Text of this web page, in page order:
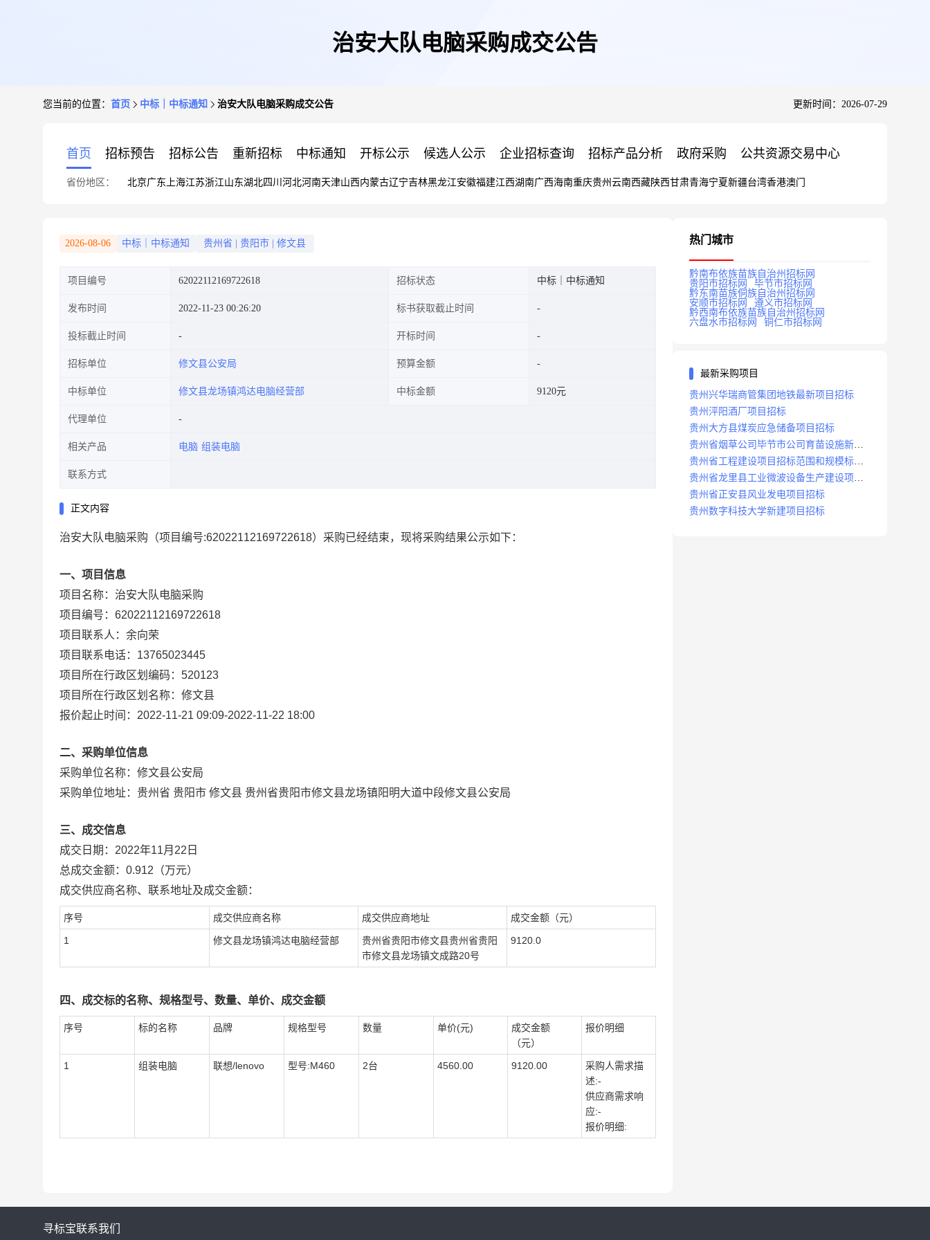
治安大队电脑采购成交公告
您当前的位置： 首页 中标｜中标通知 治安大队电脑采购成交公告 更新时间：2026-07-29
首页 招标预告 招标公告 重新招标 中标通知 开标公示 候选人公示 企业招标查询 招标产品分析 政府采购 公共资源交易中心
省份地区： 北京广东 上海江苏浙江山东湖北四川 河北河南天津山西内蒙古辽宁吉林黑龙江安徽福建江西湖南广西海南重庆贵州 云南西藏陕西甘肃青海宁夏新疆台湾香港澳门
2026-08-06 中标｜中标通知 贵州省 贵阳市 修文县
项目编号 62022112169722618 招标状态 中标｜中标通知
发布时间 2022-11-23 00:26:20 标书获取截止时间
投标截止时间 开标时间
招标单位 修文县公安局 预算金额
中标单位 修文县龙场镇鸿达电脑经营部 中标金额 9120元
代理单位
相关产品 电脑 组装电脑
联系方式
正文内容
治安大队电脑采购 （项目编号:62022112169722618）采购已经结束，现将采购结果公示如下：
一、项目信息
项目名称： 治安大队电脑采购
项目编号： 62022112169722618
项目联系人： 余向荣
项目联系电话： 13765023445
项目所在行政区划编码： 520123
项目所在行政区划名称： 修文县
报价起止时间： 2022-11-21 09:09-2022-11-22 18:00
二、采购单位信息
采购单位名称： 修文县公安局
采购单位地址： 贵州省 贵阳市 修文县 贵州省贵阳市修文县龙场镇阳明大道中段修文县公安局
三、成交信息
成交日期： 2022年11月22日
总成交金额： 0.912 （万元）
成交供应商名称、联系地址及成交金额：
序号 成交供应商名称 成交供应商地址 成交金额（元）
1 修文县龙场镇鸿达电脑经营部
贵州省贵阳市修文县贵州省贵阳
市修文县龙场镇文成路20号
9120.0
四、成交标的名称、规格型号、数量、单价、成交金额
序号 标的名称 品牌 规格型号 数量 单价(元)
成交金额
（元）
报价明细
1 组装电脑 联想/lenovo 型号:M460 2台 4560.00 9120.00
采购人需求描
述:-
供应商需求响
应:-
报价明细:
热门城市
黔南布依族苗族自治州招标网
贵阳市招标网
毕节市招标网
黔东南苗族侗族自治州招标网
安顺市招标网
遵义市招标网
黔西南布依族苗族自治州招标网
六盘水市招标网
铜仁市招标网
最新采购项目
贵州兴华瑞商管集团地铁最新项目招标
贵州泙阳酒厂项目招标
贵州大方县煤炭应急储备项目招标
贵州省烟草公司毕节市公司育苗设施新建
及修复项目招标公告
贵州省工程建设项目招标范围和规模标准
规定
贵州省龙里县工业微波设备生产建设项目
招标
贵州省正安县风业发电项目招标
贵州数字科技大学新建项目招标
寻标宝联系我们